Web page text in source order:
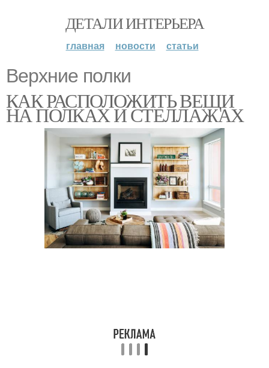
ДЕТАЛИ ИНТЕРЬЕРА
главная новости статьи
Верхние полки
КАК РАСПОЛОЖИТЬ ВЕЩИ
НА ПОЛКАХ И СТЕЛЛАЖАХ